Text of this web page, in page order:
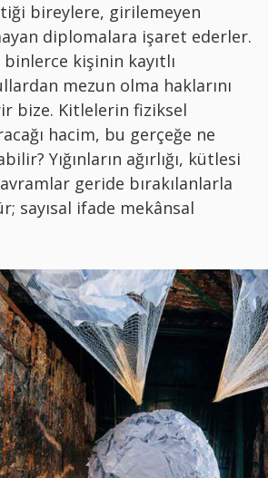
bireylere, girilemeyen
diplomalara işaret ederler.
kişinin kayıtlı
mezun olma haklarını
bize. Kitlelerin fiziksel
hacim, bu gerçeğe ne
Yığınların ağırlığı, kütlesi
geride bırakılanlarla
sayısal ifade mekânsal